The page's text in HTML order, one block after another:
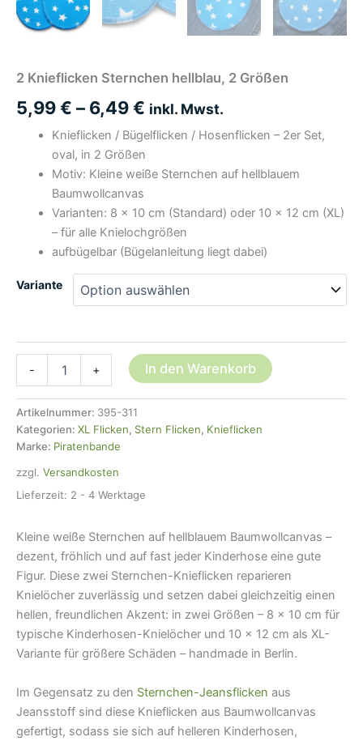
2 Knieflicken Sternchen hellblau, 2 Größen
5,99€ – 6,49€ inkl. Mwst.
Knieflicken / Bügelflicken / Hosenflicken – 2er Set,
oval, in 2 Größen
Motiv: Kleine weiße Sternchen auf hellblauem
Baumwollcanvas
Varianten: 8 × 10 cm (Standard) oder 10 × 12 cm (XL)
– für alle Knielochgrößen
aufbügelbar (Bügelanleitung liegt dabei)
Variante
-
Knieflicken
hellblau,
2
Größen
+ In den Warenkorb
Artikelnummer: 395-311
Kategorien: XL Flicken, Stern Flicken, Knieflicken
Marke: Piratenbande
zzgl. Versandkosten
Lieferzeit: 2 - 4 Werktage
Kleine weiße Sternchen auf hellblauem Baumwollcanvas –
dezent, fröhlich und auf fast jeder Kinderhose eine gute
Figur. Diese zwei Sternchen-Knieflicken reparieren
Knielöcher zuverlässig und setzen dabei gleichzeitig einen
hellen, freundlichen Akzent: in zwei Größen – 8 × 10 cm für
typische Kinderhosen-Knielöcher und 10 × 12 cm als XL-
Variante für größere Schäden – handmade in Berlin.
Im Gegensatz zu den Sternchen-Jeansflicken aus
Jeansstoff sind diese Knieflicken aus Baumwollcanvas
gefertigt, sodass sie sich auf helleren Kinderhosen,